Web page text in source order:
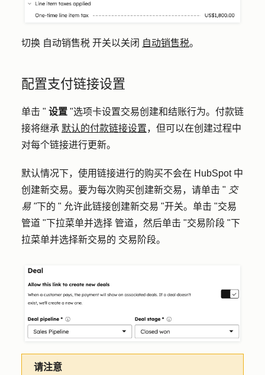
切换 自动销售税 开关以关闭 自动销售税。
配置支付链接设置
单击 " 设置 "选项卡设置交易创建和结账行为。付款链
接将继承 默认的付款链接设置，但可以在创建过程中
对每个链接进行更新。
默认情况下，使用链接进行的购买不会在 HubSpot 中
创建新交易。要为每次购买创建新交易，请单击 " 交
易 "下的 " 允许此链接创建新交易 "开关。单击 "交易
管道 "下拉菜单并选择 管道，然后单击 "交易阶段 "下
拉菜单并选择新交易的 交易阶段。
请注意